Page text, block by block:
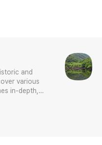
and
various
in-depth,
sense or